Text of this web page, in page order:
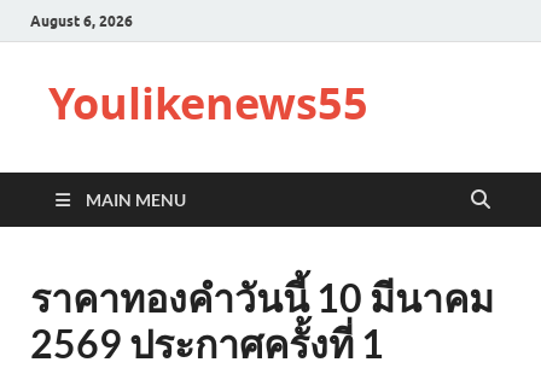
August 6, 2026
Youlikenews55
MAIN MENU
ราคาทองคำวันนี้ 10 มีนาคม
2569 ประกาศครั้งที่ 1